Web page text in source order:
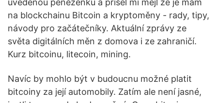
uvedenou peněženku a přišel mi mejl že je mám
na blockchainu Bitcoin a kryptoměny - rady, tipy,
návody pro začátečníky. Aktuální zprávy ze
světa digitálních měn z domova i ze zahraničí.
Kurz bitcoinu, litecoin, mining.
Navíc by mohlo být v budoucnu možné platit
bitcoiny za její automobily. Zatím ale není jasné,